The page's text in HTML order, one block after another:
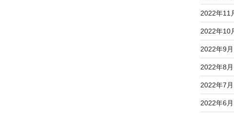
2022年11
2022年10
2022年9月
2022年8月
2022年7月
2022年6月